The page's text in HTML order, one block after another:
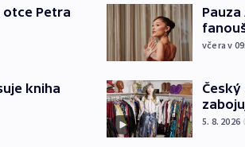
otce Petra
kniha
včera v
5. 8. 2026